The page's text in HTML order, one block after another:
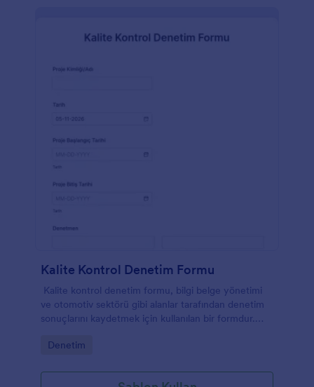
Kalite Kontrol Denetim Formu
Kalite kontrol denetim formu, bilgi belge yönetimi
ve otomotiv sektörü gibi alanlar tarafından denetim
sonuçlarını kaydetmek için kullanılan bir formdur.
Go to Category:
Denetim